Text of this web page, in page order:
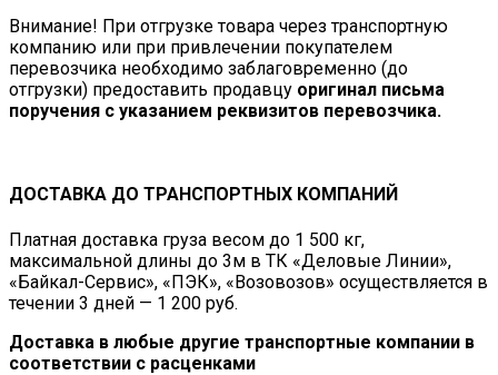
Внимание! При отгрузке товара через транспортную
компанию или при привлечении покупателем
перевозчика необходимо заблаговременно (до
отгрузки) предоставить продавцу оригинал письма
поручения с указанием реквизитов перевозчика.
ДОСТАВКА ДО ТРАНСПОРТНЫХ КОМПАНИЙ
Платная доставка груза весом до 1 500 кг,
максимальной длины до 3м в ТК «Деловые Линии»,
«Байкал-Сервис», «ПЭК», «Возовозов» осуществляется в
течении 3 дней — 1 200 руб.
Доставка в любые другие транспортные компании в
соответствии с расценками